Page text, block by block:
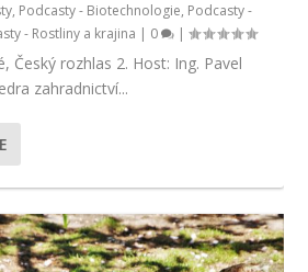
, Podcasty - Biotechnologie, Podcasty -
- Rostliny a krajina | 0 |
Český rozhlas 2. Host: Ing. Pavel
zahradnictví...